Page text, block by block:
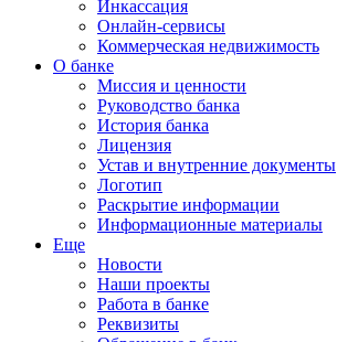
Инкассация
Онлайн-сервисы
Коммерческая недвижимость
О банке
Миссия и ценности
Руководство банка
История банка
Лицензия
Устав и внутренние документы
Логотип
Раскрытие информации
Информационные материалы
Еще
Новости
Наши проекты
Работа в банке
Реквизиты